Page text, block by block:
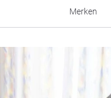
Merken